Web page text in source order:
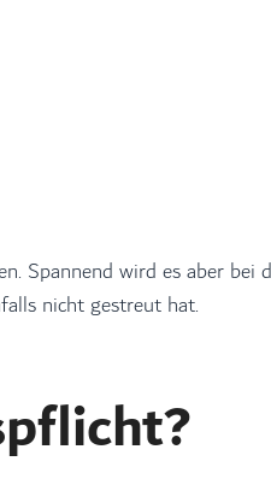
Spannend wird es aber bei
nicht gestreut hat.